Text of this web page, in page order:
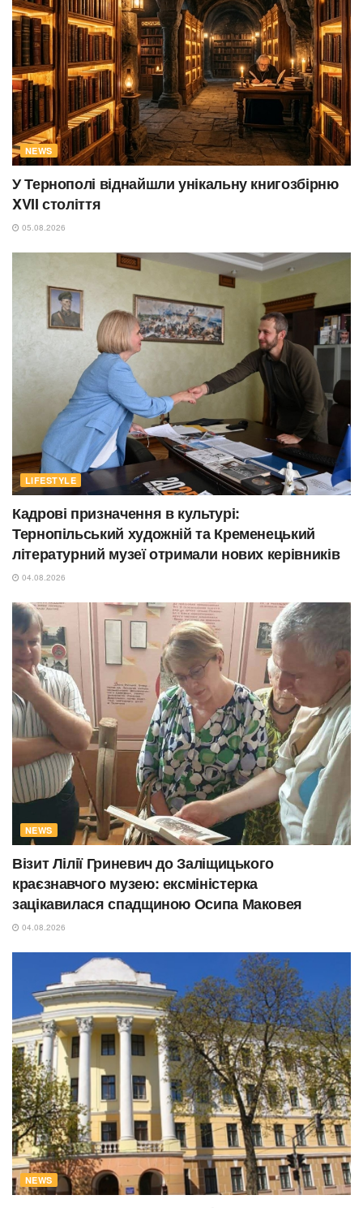
NEWS
У Тернополі віднайшли унікальну книгозбірню
XVII століття
05.08.2026
LIFESTYLE
Кадрові призначення в культурі:
Тернопільський художній та Кременецький
літературний музеї отримали нових керівників
04.08.2026
NEWS
Візит Лілії Гриневич до Заліщицького
краєзнавчого музею: ексміністерка
зацікавилася спадщиною Осипа Маковея
04.08.2026
NEWS